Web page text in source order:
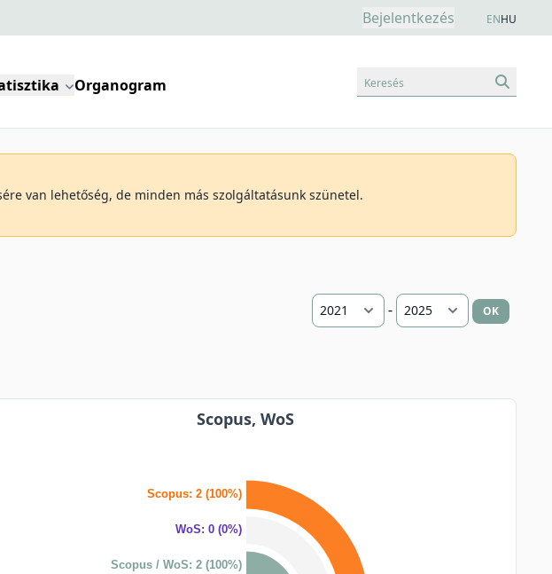
Bejelentkezés ENHU
Organogram Keresés
van lehetőség, de minden más szolgáltatásunk szünetel.
- OK
Scopus, WoS
Scopus: 2 (100%)
WoS: 0 (0%)
Scopus / WoS: 2 (100%)